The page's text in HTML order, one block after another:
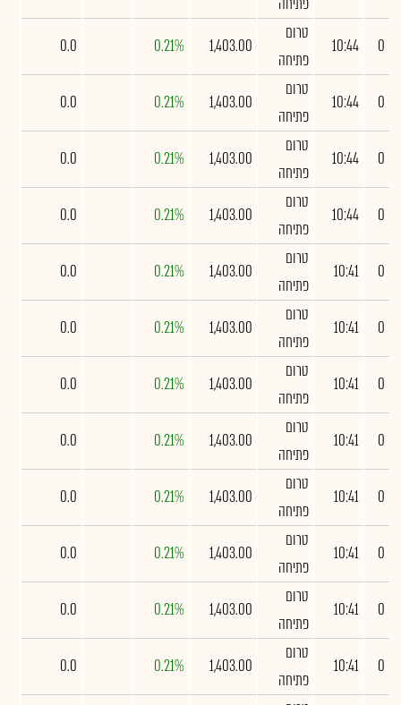
0
10:44
טרום
פתיחה
1,403.00
0.21%
0.0
0
10:44
טרום
פתיחה
1,403.00
0.21%
0.0
0
10:44
טרום
פתיחה
1,403.00
0.21%
0.0
0
10:44
טרום
פתיחה
1,403.00
0.21%
0.0
0
10:41
טרום
פתיחה
1,403.00
0.21%
0.0
0
10:41
טרום
פתיחה
1,403.00
0.21%
0.0
0
10:41
טרום
פתיחה
1,403.00
0.21%
0.0
0
10:41
טרום
פתיחה
1,403.00
0.21%
0.0
0
10:41
טרום
פתיחה
1,403.00
0.21%
0.0
0
10:41
טרום
פתיחה
1,403.00
0.21%
0.0
0
10:41
טרום
פתיחה
1,403.00
0.21%
0.0
0
10:41
טרום
פתיחה
1,403.00
0.21%
0.0